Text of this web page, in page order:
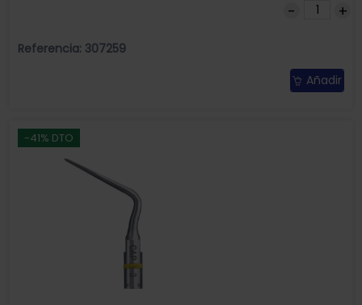
Referencia: 307259
Añadir
-41% DTO